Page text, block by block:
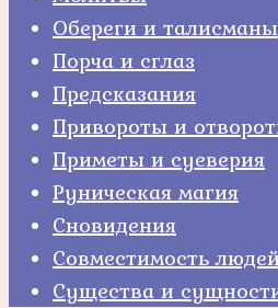
Обереги и талисманы
Порча и сглаз
Предсказания
Привороты и
Приметы и суеверия
Руническая магия
Сновидения
Совместимость
Существа и